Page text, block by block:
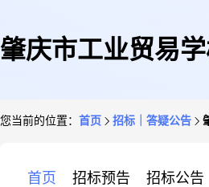
肇庆市工业贸易
您当前的位置： 首页 招标｜答疑公告
首页 招标预告 招标公告